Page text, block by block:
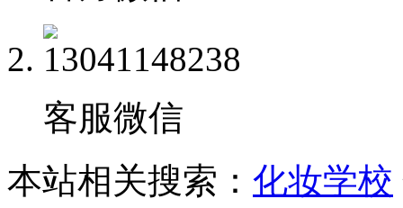
客服微信
本站相关搜索： 化妆学校